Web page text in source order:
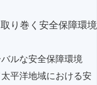
り巻く安全保障環境
ルな安全保障環境
平洋地域における安